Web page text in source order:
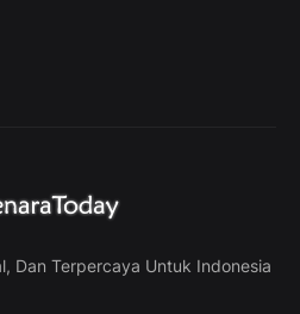
Dan Terpercaya Untuk Indonesia